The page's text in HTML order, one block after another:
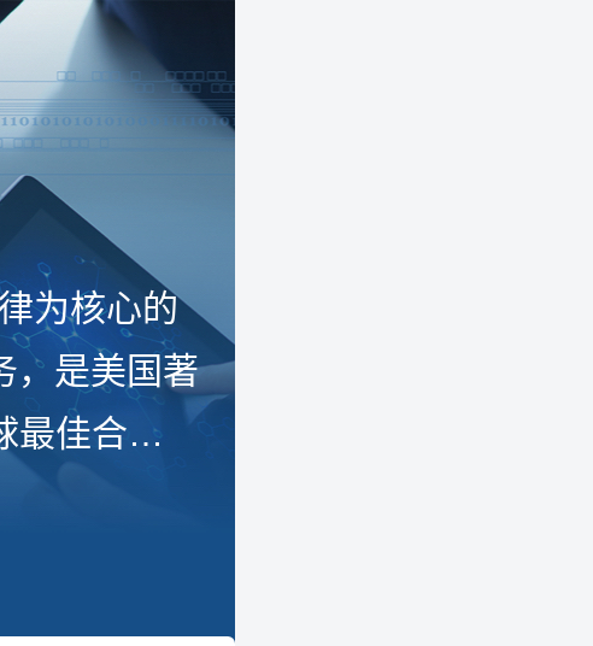
为核心的
，是美国著
最佳合作